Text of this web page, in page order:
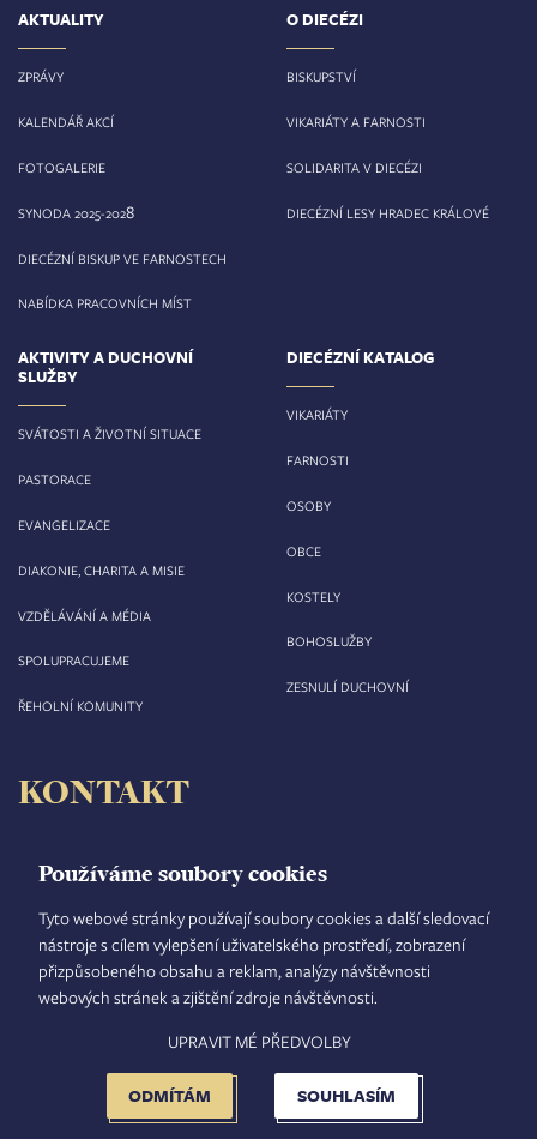
Používáme soubory cookies
Tyto webové stránky používají soubory cookies a další sledovací
nástroje s cílem vylepšení uživatelského prostředí, zobrazení
přizpůsobeného obsahu a reklam, analýzy návštěvnosti
webových stránek a zjištění zdroje návštěvnosti.
SOUHLASÍM
ODMÍTÁM
UPRAVIT MÉ PŘEDVOLBY
AKTUALITY
ZPRÁVY
KALENDÁŘ AKCÍ
FOTOGALERIE
SYNODA 2025-2028
DIECÉZNÍ BISKUP VE FARNOSTECH
NABÍDKA PRACOVNÍCH MÍST
O DIECÉZI
BISKUPSTVÍ
VIKARIÁTY A FARNOSTI
SOLIDARITA V DIECÉZI
DIECÉZNÍ LESY HRADEC KRÁLOVÉ
AKTIVITY A DUCHOVNÍ
SLUŽBY
SVÁTOSTI A ŽIVOTNÍ SITUACE
PASTORACE
EVANGELIZACE
DIAKONIE, CHARITA A MISIE
VZDĚLÁVÁNÍ A MÉDIA
SPOLUPRACUJEME
ŘEHOLNÍ KOMUNITY
DIECÉZNÍ KATALOG
VIKARIÁTY
FARNOSTI
OSOBY
OBCE
KOSTELY
BOHOSLUŽBY
ZESNULÍ DUCHOVNÍ
KONTAKT
Velké náměstí 35/44
500 03 Hradec Králové
tel.: +420 495 063 611
IČO: 00 44 51 34
DIČ: CZ 00 44 51 34
Číslo účtu: 1006010044/5500
FOOTER
MENU
TISKOVÝ MLUVČÍ INTRANET MAPA STRÁNEK
NASTAVENÍ COOKIES